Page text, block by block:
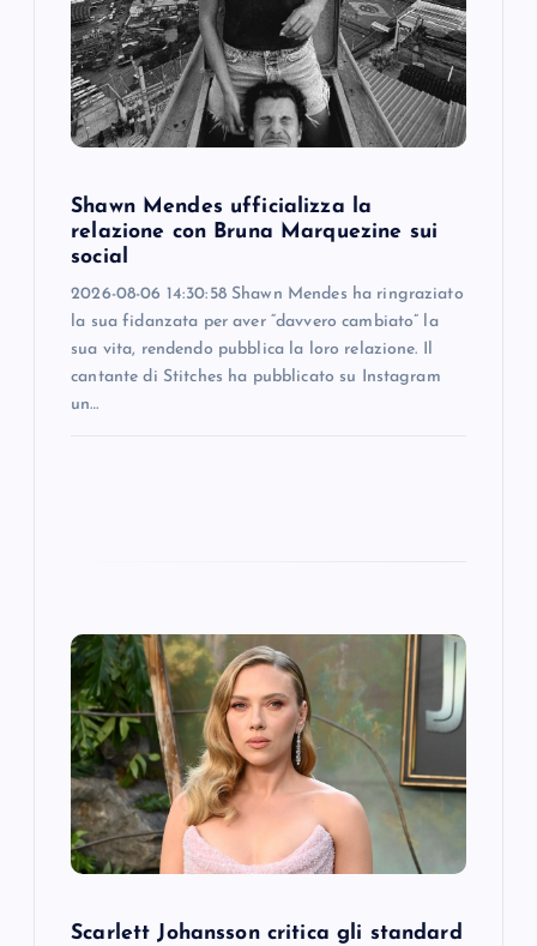
Shawn Mendes ufficializza la
relazione con Bruna Marquezine sui
social
2026-08-06 14:30:58 Shawn Mendes ha ringraziato
la sua fidanzata per aver “davvero cambiato” la
sua vita, rendendo pubblica la loro relazione. Il
cantante di Stitches ha pubblicato su Instagram
un…
Scarlett Johansson critica gli standard